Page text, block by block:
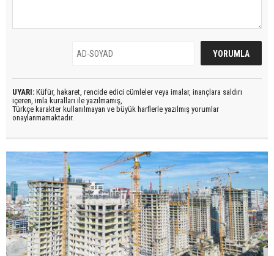
UYARI: Küfür, hakaret, rencide edici cümleler veya imalar, inançlara saldırı
içeren, imla kuralları ile yazılmamış,
Türkçe karakter kullanılmayan ve büyük harflerle yazılmış yorumlar
onaylanmamaktadır.